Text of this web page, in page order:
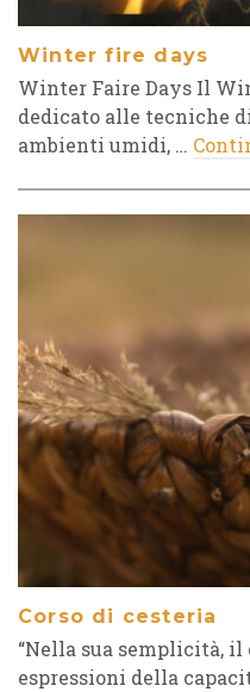
Winter fire days
Winter Faire Days Il
dedicato alle tecniche
ambienti umidi, …
Corso di cesteria
“Nella sua semplicità, il
espressioni della